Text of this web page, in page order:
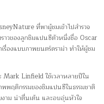
ที่พาผู้ชมเข้าไปสำรวจ
าวของลูกชิมแปนซีตัวหนึ่งชื่อ Oscar
รื่องแบบภาพยนตร์ดราม่า ทำให้ผู้ชม
Linfield ใช้เวลาหลายปีใน
พฤติกรรมของชิมแปนซีในธรรมชาติ
าม น่าตื่นเต้น และอบอุ่นหัวใจ